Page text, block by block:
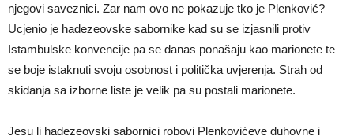
njegovi saveznici. Zar nam ovo ne pokazuje tko je Plenković?
Ucjenio je hadezeovske sabornike kad su se izjasnili protiv
Istambulske konvencije pa se danas ponašaju kao marionete te
se boje istaknuti svoju osobnost i politička uvjerenja. Strah od
skidanja sa izborne liste je velik pa su postali marionete.
Jesu li hadezeovski sabornici robovi Plenkovićeve duhovne i